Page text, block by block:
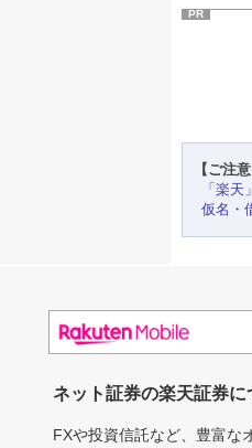
PR
【ご注
「楽
仮名・
ネット証券の楽天証券
FXや投資信託など、豊富な